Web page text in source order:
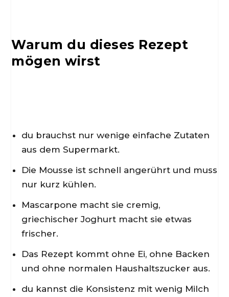
Warum du dieses Rezept
mögen wirst
du brauchst nur wenige einfache Zutaten
aus dem Supermarkt.
Die Mousse ist schnell angerührt und muss
nur kurz kühlen.
Mascarpone macht sie cremig,
griechischer Joghurt macht sie etwas
frischer.
Das Rezept kommt ohne Ei, ohne Backen
und ohne normalen Haushaltszucker aus.
du kannst die Konsistenz mit wenig Milch